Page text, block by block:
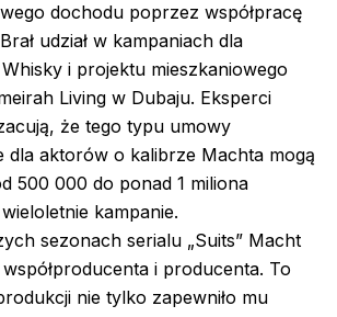
dochodu poprzez współpracę
udział w kampaniach dla
Whisky i projektu mieszkaniowego
Living w Dubaju. Eksperci
że tego typu umowy
dla aktorów o kalibrze Machta mogą
500 000 do ponad 1 miliona
kampanie.
sezonach serialu „Suits” Macht
współproducenta i producenta. To
nie tylko zapewniło mu